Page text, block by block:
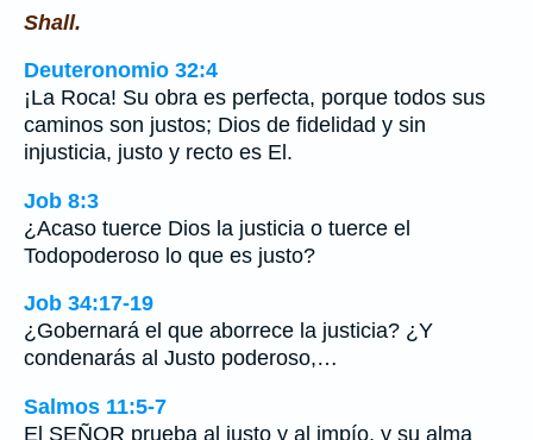
Shall.
Deuteronomio 32:4
¡La Roca! Su obra es perfecta, porque todos sus
caminos son justos; Dios de fidelidad y sin
injusticia, justo y recto es El.
Job 8:3
¿Acaso tuerce Dios la justicia o tuerce el
Todopoderoso lo que es justo?
Job 34:17-19
¿Gobernará el que aborrece la justicia? ¿Y
condenarás al Justo poderoso,…
Salmos 11:5-7
El SEÑOR prueba al justo y al impío, y su alma